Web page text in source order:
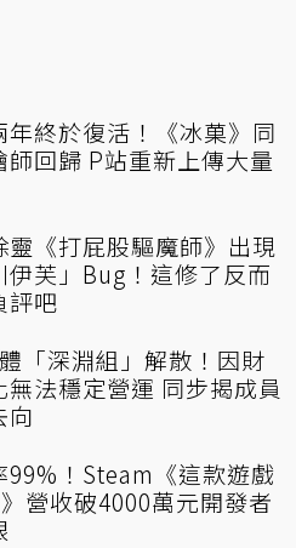
年終於復活！《冰菓》同
師回歸 P站重新上傳大量
靈《打屁股驅魔師》出現
伊芙」Bug！這修了反而
評吧
「深淵組」解散！因財
無法穩定營運 同步揭成員
向
99%！Steam《這款遊戲
營收破4000萬元開發者